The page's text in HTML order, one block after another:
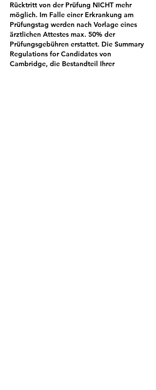
Rücktritt von der Prüfung NICHT mehr
möglich. Im Falle einer Erkrankung am
Prüfungstag werden nach Vorlage eines
ärztlichen Attestes max. 50% der
Prüfungsgebühren erstattet. Die Summary
Regulations for Candidates von
Cambridge, die Bestandteil Ihrer